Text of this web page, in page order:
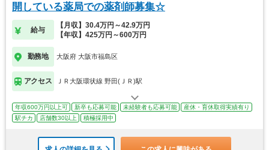
開している薬局での薬剤師募集☆
給与
【月収】30.4万円～42.9万円
【年収】425万円～600万円
勤務地 大阪府 大阪市福島区
アクセス ＪＲ大阪環状線 野田(ＪＲ)駅
年収600万円以上可 新卒も応募可能 未経験者も応募可能
産休・育休取得実績有り
駅チカ
店舗数30以上 積極採用中